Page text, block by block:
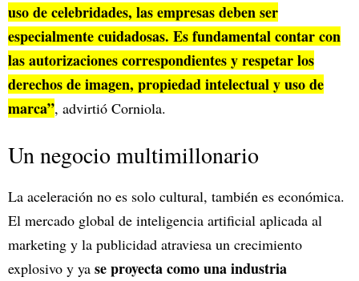
uso de celebridades, las empresas deben ser
especialmente cuidadosas. Es fundamental contar con
las autorizaciones correspondientes y respetar los
derechos de imagen, propiedad intelectual y uso de
marca”, advirtió Corniola.
Un negocio multimillonario
La aceleración no es solo cultural, también es económica.
El mercado global de inteligencia artificial aplicada al
marketing y la publicidad atraviesa un crecimiento
explosivo y ya se proyecta como una industria